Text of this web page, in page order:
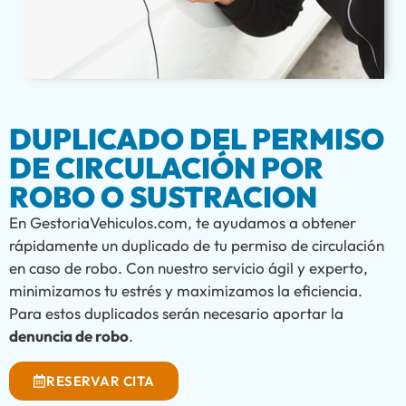
DUPLICADO DEL PERMISO
DE CIRCULACIÓN POR
ROBO O SUSTRACION
En GestoriaVehiculos.com, te ayudamos a obtener
rápidamente un duplicado de tu permiso de circulación
en caso de robo. Con nuestro servicio ágil y experto,
minimizamos tu estrés y maximizamos la eficiencia.
Para estos duplicados serán necesario aportar la
denuncia de robo.
RESERVAR CITA